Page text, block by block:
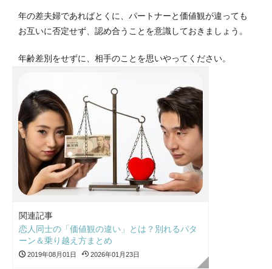
年の差夫婦であればとくに、パートナーと価値観が違っても
お互いに否定せず、認め合うことを意識しておきましょう。
年齢差別をせずに、相手のことを思いやってください。
関連記事
恋人同士の「価値観の違い」とは？別れるパタ
ーン＆乗り越え方まとめ
2019年08月01日 2026年01月23日